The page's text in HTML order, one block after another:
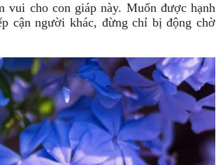
vui cho con giáp này. Muốn được hạnh
cận người khác, đừng chỉ bị động chờ